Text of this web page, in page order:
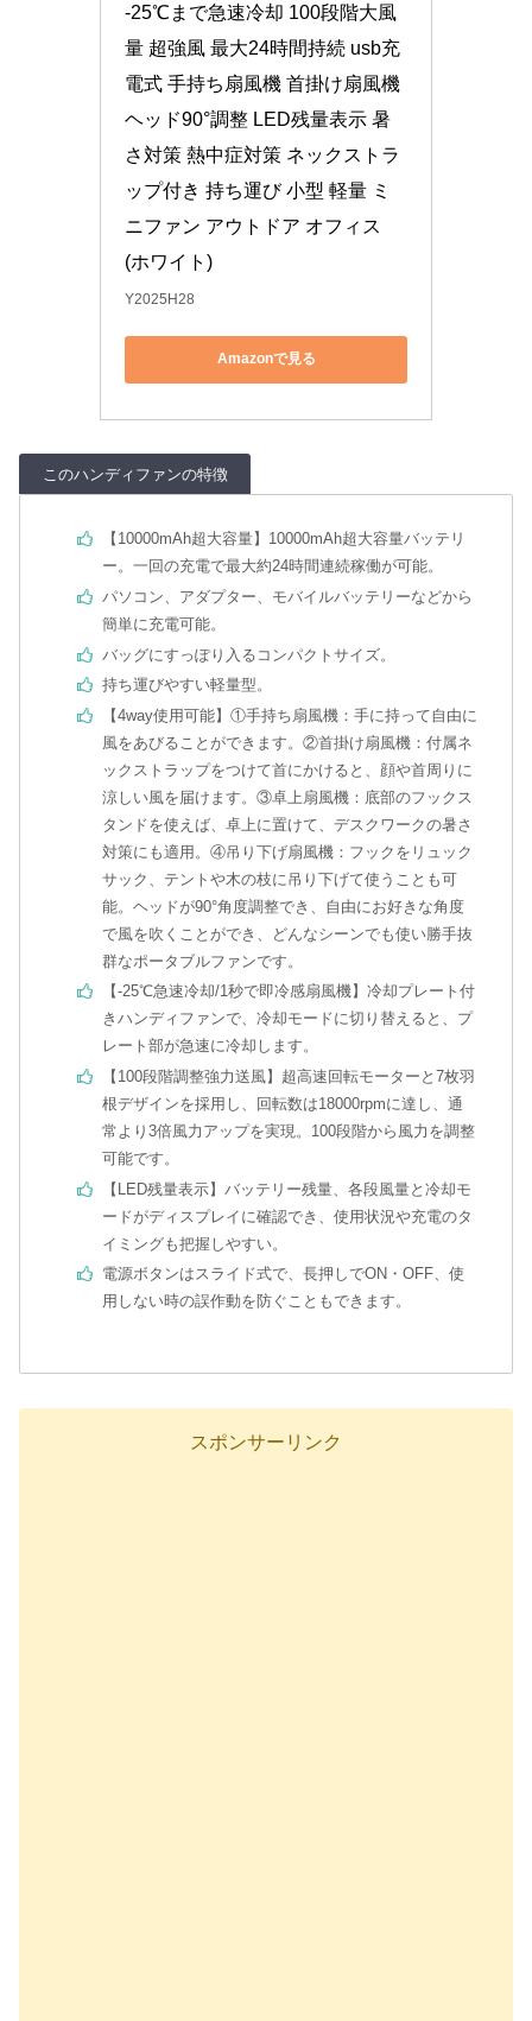
-25℃まで急速冷却 100段階大風
量 超強風 最大24時間持続 usb充
電式 手持ち扇風機 首掛け扇風機
ヘッド90°調整 LED残量表示 暑
さ対策 熱中症対策 ネックストラ
ップ付き 持ち運び 小型 軽量 ミ
ニファン アウトドア オフィス
(ホワイト)
Y2025H28
Amazonで見る
このハンディファンの特徴
【10000mAh超大容量】10000mAh超大容量バッテリ
ー。一回の充電で最大約24時間連続稼働が可能。
パソコン、アダプター、モバイルバッテリーなどから
簡単に充電可能。
バッグにすっぽり入るコンパクトサイズ。
持ち運びやすい軽量型。
【4way使用可能】①手持ち扇風機：手に持って自由に
風をあびることができます。②首掛け扇風機：付属ネ
ックストラップをつけて首にかけると、顔や首周りに
涼しい風を届けます。③卓上扇風機：底部のフックス
タンドを使えば、卓上に置けて、デスクワークの暑さ
対策にも適用。④吊り下げ扇風機：フックをリュック
サック、テントや木の枝に吊り下げて使うことも可
能。ヘッドが90°角度調整でき、自由にお好きな角度
で風を吹くことができ、どんなシーンでも使い勝手抜
群なポータブルファンです。
【-25℃急速冷却/1秒で即冷感扇風機】冷却プレート付
きハンディファンで、冷却モードに切り替えると、プ
レート部が急速に冷却します。
【100段階調整強力送風】超高速回転モーターと7枚羽
根デザインを採用し、回転数は18000rpmに達し、通
常より3倍風力アップを実現。100段階から風力を調整
可能です。
【LED残量表示】バッテリー残量、各段風量と冷却モ
ードがディスプレイに確認でき、使用状況や充電のタ
イミングも把握しやすい。
電源ボタンはスライド式で、長押しでON・OFF、使
用しない時の誤作動を防ぐこともできます。
スポンサーリンク